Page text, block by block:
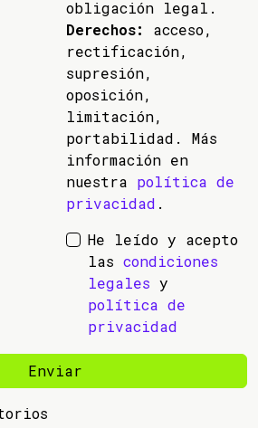
obligación legal.
Derechos:
acceso,
rectificación,
supresión,
oposición,
limitación,
portabilidad. Más
información en
nuestra política de
privacidad .
He leído y acepto
las condiciones
legales y
política de
privacidad
Enviar